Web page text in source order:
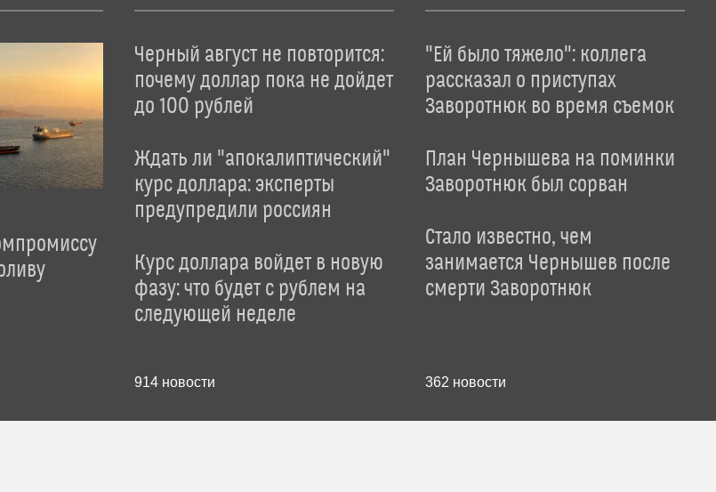
Черный август не повторится:
почему доллар пока не дойдет
до 100 рублей
Ждать ли "апокалиптический"
курс доллара: эксперты
предупредили россиян
Курс доллара войдет в новую
фазу: что будет с рублем на
следующей неделе
914новости
"Ей было тяжело": коллега
рассказал о приступах
Заворотнюк во время съемок
План Чернышева на поминки
Заворотнюк был сорван
Стало известно, чем
занимается Чернышев после
смерти Заворотнюк
362 новости